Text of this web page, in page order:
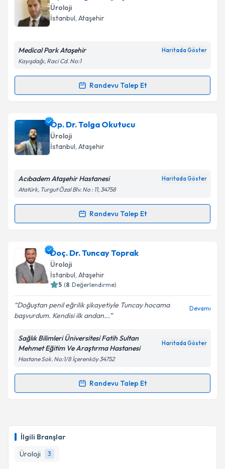
İlgili Branşlar
Üroloji
3
Üroloji
İstanbul, Ataşehir
Medical Park Ataşehir Haritada Göster
Kayışdağı, Raci Cd. No:1
Randevu Talep Et
Randevu Takvimi Talebi
Op. Dr. Uğur Tolga Şeniçin randevu takvimi talebi
oluşturun. Size bu uzmandan randevu almanız için bir
takvim hazırlandığında e-posta ile bilgilendireceğiz.
Kişisel verilerimin işlenmesine ilişkin
Metni'ni okudum ve kişisel verilerimin belirtilen
Op. Dr. Tolga Okutucu
Üroloji
İstanbul, Ataşehir
Acıbadem Ataşehir Hastanesi Haritada Göster
Atatürk, Turgut Özal Blv. No : 11, 34758
Randevu Talep Et
Randevu Takvimi Talebi
Op. Dr. Tolga Okutucuiçin randevu takvimi talebi
oluşturun. Size bu uzmandan randevu almanız için bir
takvim hazırlandığında e-posta ile bilgilendireceğiz.
Kişisel verilerimin işlenmesine ilişkin
Aydınlatma
Metni 'ni okudum ve kişisel verilerimin belirtilen
kapsamda işlenmesini kabul ediyorum.
Takvim Talebini Gönder
Doç. Dr. Tuncay Toprak
Üroloji
İstanbul, Ataşehir
5 (8 Değerlendirme)
Doğuştan penil eğrilik şikayetiyle Tuncay hocama
başvurdum. Kendisi ilk andan...
Devamı
Sağlık Bilimleri Üniversitesi Fatih Sultan
Mehmet Eğitim Ve Araştırma Hastanesi
Haritada Göster
Hastane Sok. No:1/8 İçerenköy 34752
Randevu Talep Et
Randevu Takvimi Talebi
takvim hazırlandığında e-posta ile bilgilendireceğiz.
E-posta Adresiniz